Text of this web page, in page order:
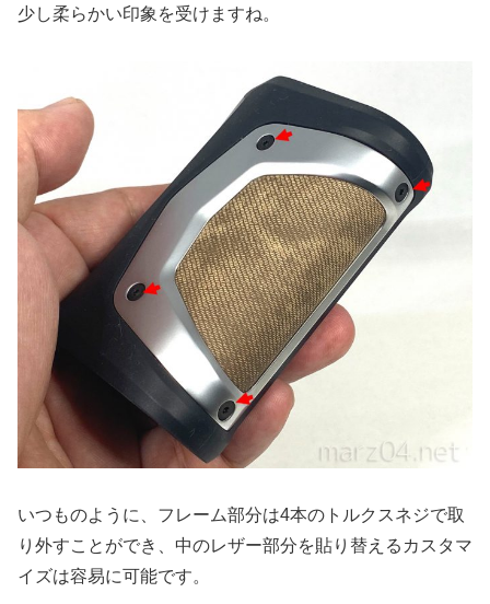
少し柔らかい印象を受けますね。
いつものように、フレーム部分は4本のトルクスネジで取
り外すことができ、中のレザー部分を貼り替えるカスタマ
イズは容易に可能です。